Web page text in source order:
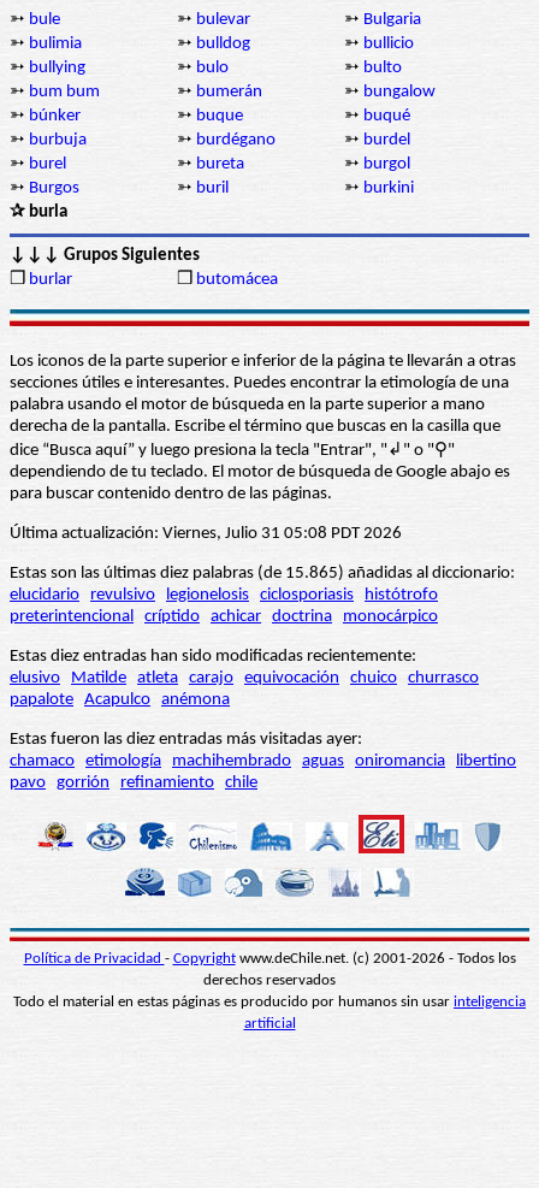
➳ bule ➳ bulevar ➳ Bulgaria
➳ bulimia ➳ bulldog ➳ bullicio
➳ bullying ➳ bulo ➳ bulto
➳ bum bum ➳ bumerán ➳ bungalow
➳ búnker ➳ buque ➳ buqué
➳ burbuja ➳ burdégano ➳ burdel
➳ burel ➳ bureta ➳ burgol
➳ Burgos ➳ buril ➳ burkini
✰ burla
↓↓↓ Grupos Siguientes
❒ burlar ❒ butomácea
Los iconos de la parte superior e inferior de la página te llevarán a otras
secciones útiles e interesantes. Puedes encontrar la etimología de una
palabra usando el motor de búsqueda en la parte superior a mano
derecha de la pantalla. Escribe el término que buscas en la casilla que
dice “Busca aquí” y luego presiona la tecla "Entrar", "↲" o "⚲"
dependiendo de tu teclado. El motor de búsqueda de Google abajo es
para buscar contenido dentro de las páginas.
Última actualización: Viernes, Julio 31 05:08 PDT 2026
Estas son las últimas diez palabras (de 15.865) añadidas al diccionario:
elucidario
revulsivo legionelosis ciclosporiasis
histótrofo
preterintencional críptido achicar doctrina monocárpico
Estas diez entradas han sido modificadas recientemente:
elusivo
Matilde atleta carajo equivocación chuico churrasco
papalote Acapulco anémona
Estas fueron las diez entradas más visitadas ayer:
chamaco etimología machihembrado aguas oniromancia
libertino
pavo gorrión refinamiento chile
Política de Privacidad - Copyrightwww.deChile.net. (c) 2001-2026 - Todos los
derechos reservados
Todo el material en estas páginas es producido por humanos sin usar inteligencia
artificial